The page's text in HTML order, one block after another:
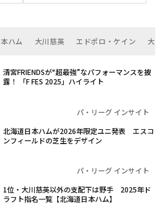
ハム 大川慈英 エドポロ・ケイン 大
清宮FRIENDSが“超最強”なパフォーマンスを披
露！ 「F FES 2025」ハイライト
パ・リーグ インサイト
北海道日本ハムが2026年限定ユニ発表 エスコ
ンフィールドの芝生をデザイン
パ・リーグ インサイト
1位・大川慈英以外の支配下は野手 2025年ド
ラフト指名一覧【北海道日本ハム】